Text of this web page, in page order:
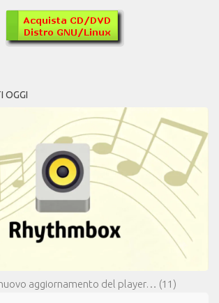
OGGI
aggiornamento del player… (11)